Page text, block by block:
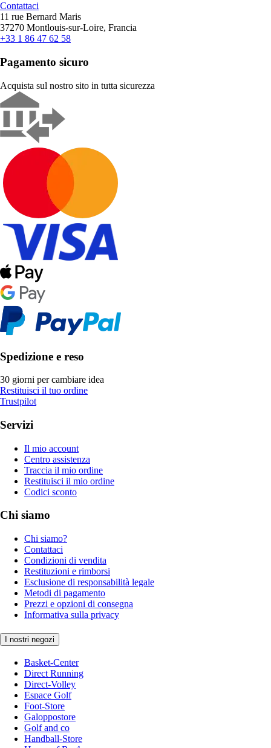
Contattaci
11 rue Bernard Maris
37270 Montlouis-sur-Loire, Francia
+33 1 86 47 62 58
Pagamento sicuro
Acquista sul nostro sito in tutta sicurezza
Spedizione e reso
30 giorni per cambiare idea
Restituisci il tuo ordine
Trustpilot
Servizi
Il mio account
Centro assistenza
Traccia il mio ordine
Restituisci il mio ordine
Codici sconto
Chi siamo
Chi siamo?
Contattaci
Condizioni di vendita
Restituzioni e rimborsi
Esclusione di responsabilità legale
Metodi di pagamento
Prezzi e opzioni di consegna
Informativa sulla privacy
I nostri negozi
Basket-Center
Direct Running
Direct-Volley
Espace Golf
Foot-Store
Galoppostore
Golf and co
Handball-Store